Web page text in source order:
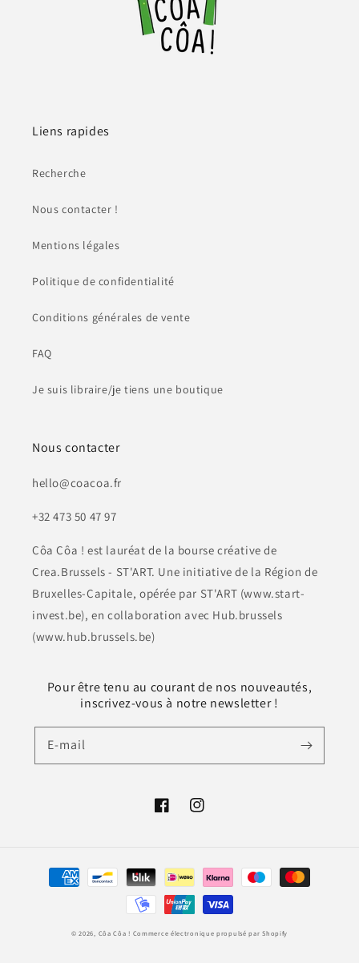
Liens rapides
Recherche
Nous contacter !
Mentions légales
Politique de confidentialité
Conditions générales de vente
FAQ
Je suis libraire/je tiens une boutique
Nous contacter
hello@coacoa.fr
+32 473 50 47 97
Côa Côa ! est lauréat de la bourse créative de
Crea.Brussels - ST'ART. Une initiative de la Région de
Bruxelles-Capitale, opérée par ST'ART (www.start-
invest.be), en collaboration avec Hub.brussels
(www.hub.brussels.be)
Pour être tenu au courant de nos nouveautés,
inscrivez-vous à notre newsletter !
E-mail
FacebookInstagram
Moyens
© 2026, Côa Côa ! Commerce électronique propulsé par Shopify